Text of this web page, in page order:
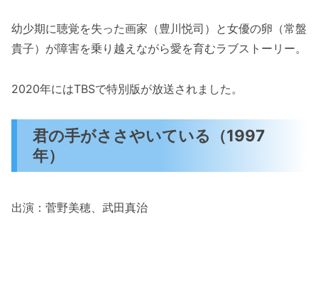
幼少期に聴覚を失った画家（豊川悦司）と女優の卵（常盤
貴子）が障害を乗り越えながら愛を育むラブストーリー。
2020年にはTBSで特別版が放送されました。
君の手がささやいている（1997
年）
出演：菅野美穂、武田真治